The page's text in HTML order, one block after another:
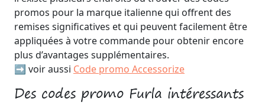
promos pour la marque italienne qui offrent des
remises significatives et qui peuvent facilement être
appliquées à votre commande pour obtenir encore
plus d’avantages supplémentaires.
➡️ voir aussi Code promo Accessorize
Des codes promo Furla intéressants